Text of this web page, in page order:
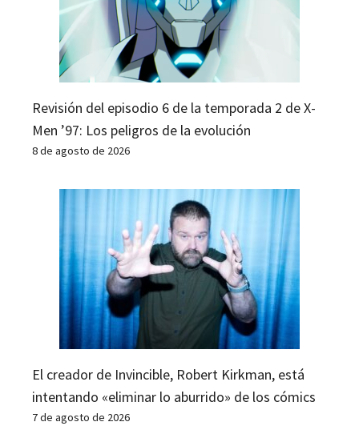
Revisión del episodio 6 de la temporada 2 de X-
Men ’97: Los peligros de la evolución
8 de agosto de 2026
El creador de Invincible, Robert Kirkman, está
intentando «eliminar lo aburrido» de los cómics
7 de agosto de 2026